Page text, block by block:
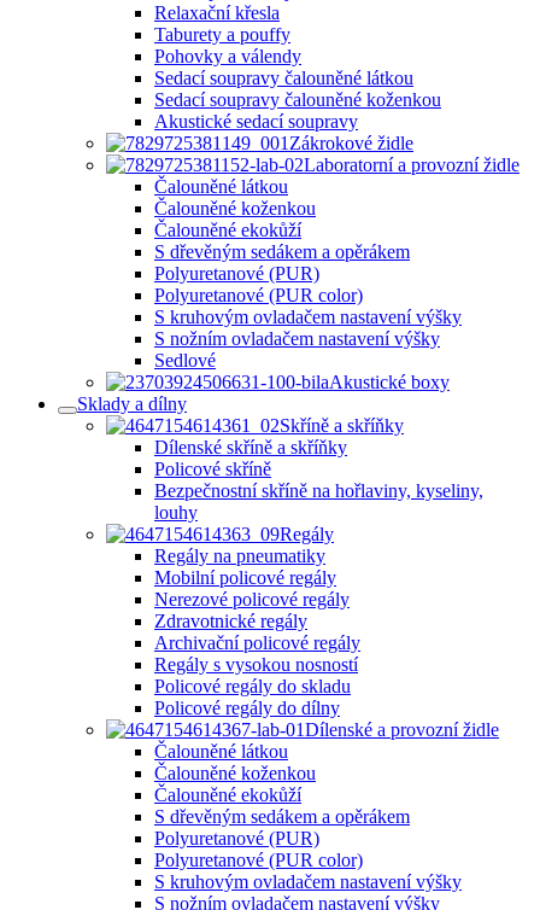
Relaxační křesla
Taburety a pouffy
Pohovky a válendy
Sedací soupravy čalouněné látkou
Sedací soupravy čalouněné koženkou
Akustické sedací soupravy
Zákrokové židle
Laboratorní a provozní židle
Čalouněné látkou
Čalouněné koženkou
Čalouněné ekokůží
S dřevěným sedákem a opěrákem
Polyuretanové (PUR)
Polyuretanové (PUR color)
S kruhovým ovladačem nastavení výšky
S nožním ovladačem nastavení výšky
Sedlové
Akustické boxy
Sklady a dílny
Skříně a skříňky
Dílenské skříně a skříňky
Policové skříně
Bezpečnostní skříně na hořlaviny, kyseliny,
louhy
Regály
Regály na pneumatiky
Mobilní policové regály
Nerezové policové regály
Zdravotnické regály
Archivační policové regály
Regály s vysokou nosností
Policové regály do skladu
Policové regály do dílny
Dílenské a provozní židle
Čalouněné látkou
Čalouněné koženkou
Čalouněné ekokůží
S dřevěným sedákem a opěrákem
Polyuretanové (PUR)
Polyuretanové (PUR color)
S kruhovým ovladačem nastavení výšky
S nožním ovladačem nastavení výšky